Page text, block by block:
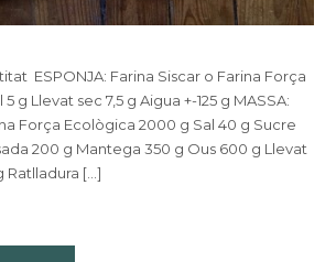
ESPONJA: Farina Siscar o Farina Força
g Llevat sec 7,5 g Aigua +-125 g MASSA:
Força Ecològica 2000 g Sal 40 g Sucre
200 g Mantega 350 g Ous 600 g Llevat
Ratlladura […]